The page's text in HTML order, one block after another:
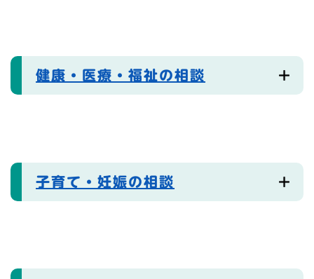
健康・医療・福祉の相談
子育て・妊娠の相談